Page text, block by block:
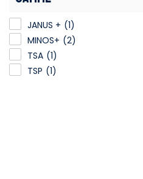
JANUS + (1)
MINOS+ (2)
TSA (1)
TSP (1)